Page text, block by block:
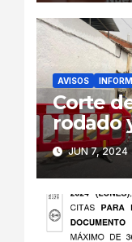
AVISOS
Corte
rodado
peligro
JUN 7, 2024